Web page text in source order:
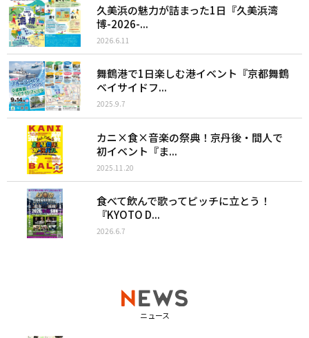
久美浜の魅力が詰まった1日『久美浜湾
博-2026-...
2026.6.11
舞鶴港で1日楽しむ港イベント『京都舞鶴
ベイサイドフ...
2025.9.7
カニ×食×音楽の祭典！京丹後・間人で
初イベント『ま...
2025.11.20
食べて飲んで歌ってピッチに立とう！
『KYOTO D...
2026.6.7
ニュース